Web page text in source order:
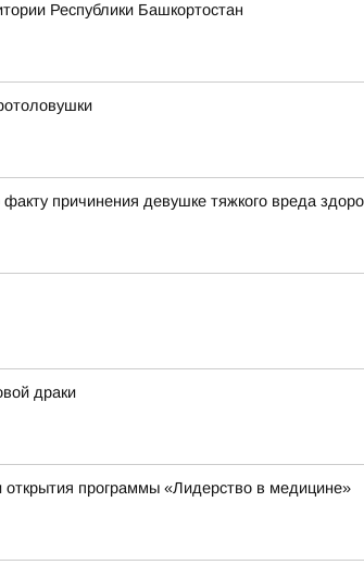
Республики Башкортостан
причинения девушке тяжкого вреда
драки
программы «Лидерство в медицине»